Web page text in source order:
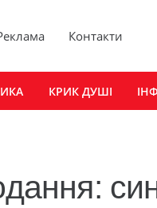
Контакти
КРИК ДУШІ